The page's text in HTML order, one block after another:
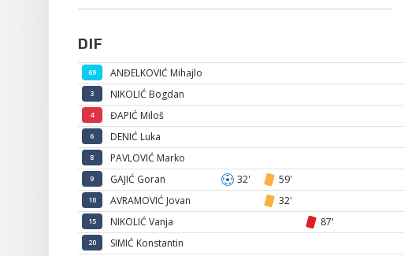
DIF
69 ANĐELKOVIĆ Mihajlo
3 NIKOLIĆ Bogdan
4 ĐAPIĆ Miloš
6 DENIĆ Luka
8 PAVLOVIĆ Marko
9 GAJIĆ Goran 32' 59'
10 AVRAMOVIĆ Jovan 32'
15 NIKOLIĆ Vanja 87'
20 SIMIĆ Konstantin